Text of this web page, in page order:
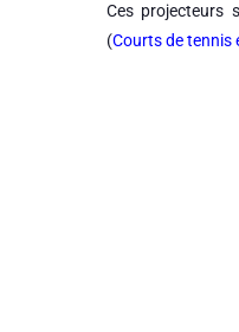
Ces projecteurs
(Courts de tennis